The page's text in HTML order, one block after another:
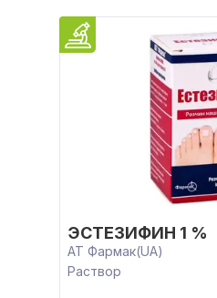
ЭСТЕЗИФИН 1 %
АТ Фармак(UA)
Раствор